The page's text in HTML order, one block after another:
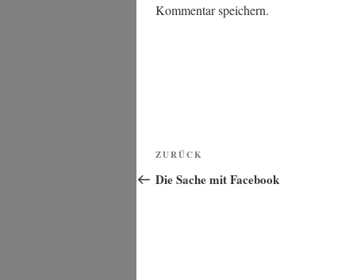
Kommentar speichern.
Beitragsnavigation
Vorheriger
Beitrag
ZURÜCK
Die Sache mit Facebook